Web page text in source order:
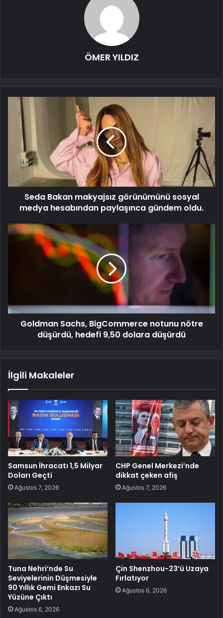
ÖMER YILDIZ
Seda Bakan makyajsız görünümünü sosyal
medya hesabından paylaşınca gündem oldu.
Goldman Sachs, BigCommerce notunu nötre
düşürdü, hedefi 9,50 dolara düşürdü
İlgili Makaleler
Samsun İhracatı 1,5 Milyar
Doları Geçti
Ağustos 7, 2026
CHP Genel Merkezi’nde
dikkat çeken afiş
Ağustos 7, 2026
Tuna Nehri’nde Su
Seviyelerinin Düşmesiyle
90 Yıllık Gemi Enkazı Su
Yüzüne Çıktı
Ağustos 6, 2026
Çin Shenzhou-23’ü Uzaya
Fırlatıyor
Ağustos 6, 2026